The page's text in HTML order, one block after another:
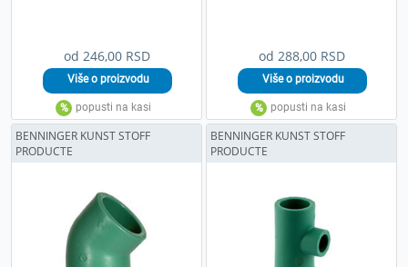
od 246,00 RSD od 288,00 RSD
BENNINGER KUNST STOFF
PRODUCTE
BENNINGER KUNST STOFF
PRODUCTE